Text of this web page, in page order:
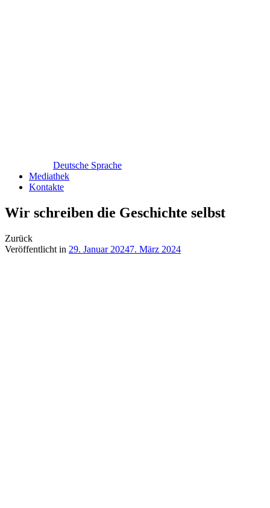
Deutsche Sprache
Mediathek
Kontakte
Wir schreiben die Geschichte selbst
Zurück
Veröffentlicht in 29. Januar 20247. März 2024